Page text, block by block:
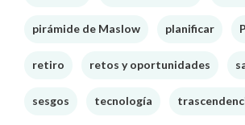
pirámide de Maslow planificar
retiro retos y oportunidades
sesgos tecnología